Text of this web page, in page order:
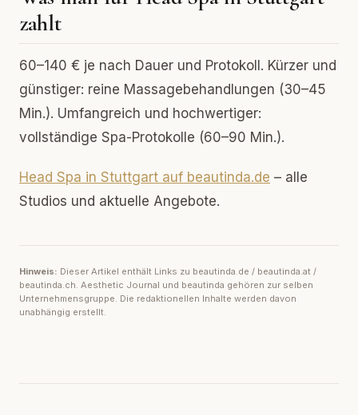
zahlt
60–140 € je nach Dauer und Protokoll. Kürzer und
günstiger: reine Massagebehandlungen (30–45
Min.). Umfangreich und hochwertiger:
vollständige Spa-Protokolle (60–90 Min.).
Head Spa in Stuttgart auf beautinda.de – alle
Studios und aktuelle Angebote.
Hinweis: Dieser Artikel enthält Links zu beautinda.de / beautinda.at /
beautinda.ch. Aesthetic Journal und beautinda gehören zur selben
Unternehmensgruppe. Die redaktionellen Inhalte werden davon
unabhängig erstellt.